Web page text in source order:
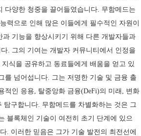
다양한 청중을 끌어들였습니다. 무함메드는
력으로 인해 많은 이들에게 필수적인 자원이
기능을 향상시키기 위해 다른 개발자들과
. 그의 기여는 개발자 커뮤니티에서 인정을
식을 공유하고 동료들에게 배움을 얻고 있
를 넘어섭니다. 그는 저명한 기술 및 금융 출
적인 응용, 탈중앙화 금융(DeFi)의 미래, 변화
구합니다. 무함메드를 차별화하는 것은 그
블록체인 기술이 여전히 초기 단계에 있으
. 이러한 믿음은 그가 기술 발전의 최전선에